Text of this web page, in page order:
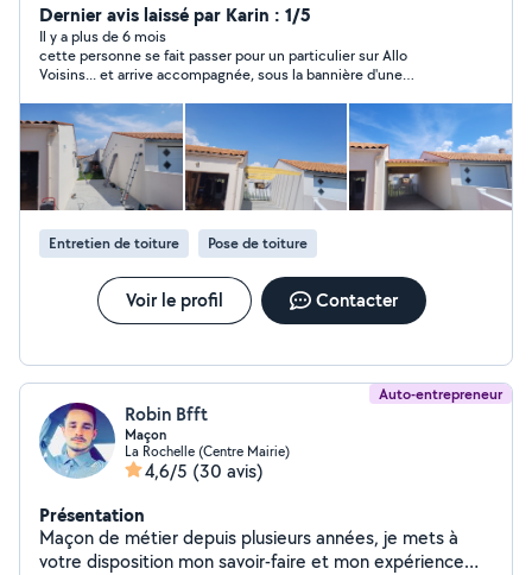
Dernier avis laissé par Karin : 1/5
Il y a plus de 6 mois
cette personne se fait passer pour un particulier sur Allo
Voisins... et arrive accompagnée, sous la bannière d'une
autres.
Entretien de toiture Pose de toiture
Voir le profil Contacter
Auto-entrepreneur
Robin Bfft
Maçon
La Rochelle (Centre Mairie)
4,6/5 (30 avis)
Présentation
Maçon de métier depuis plusieurs années, je mets à
votre disposition mon savoir-faire et mon expérience